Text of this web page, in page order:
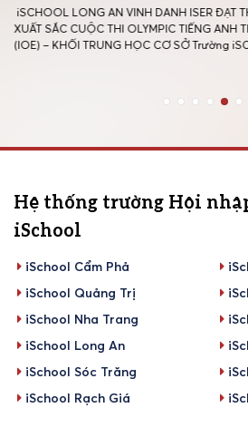
iSCHOOL LONG AN VINH DANH ISER ĐẠT
XUẤT SẮC CUỘC THI OLYMPIC TIẾNG ANH
(IOE) – KHỐI TRUNG HỌC CƠ SỞ Trường
Hệ thống trường Hội
iSchool
iSchool Cẩm Phả
iSchool Quảng Trị
iSchool Nha Trang
iSchool Long An
iSchool Sóc Trăng
iSchool Rạch Giá